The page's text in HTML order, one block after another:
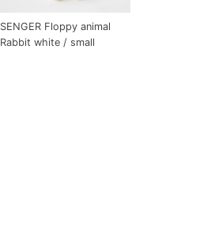
SENGER Floppy animal
Rabbit white / small